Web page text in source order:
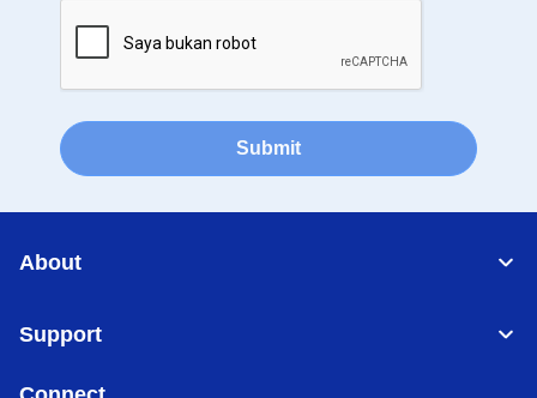
Submit
About
Support